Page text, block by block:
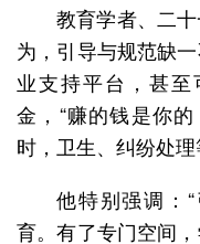
教育学者、二
为，引导与规范缺
业支持平台，甚
金，“赚的钱是你
时，卫生、纠纷处理
他特别强调：
育。有了专门空间